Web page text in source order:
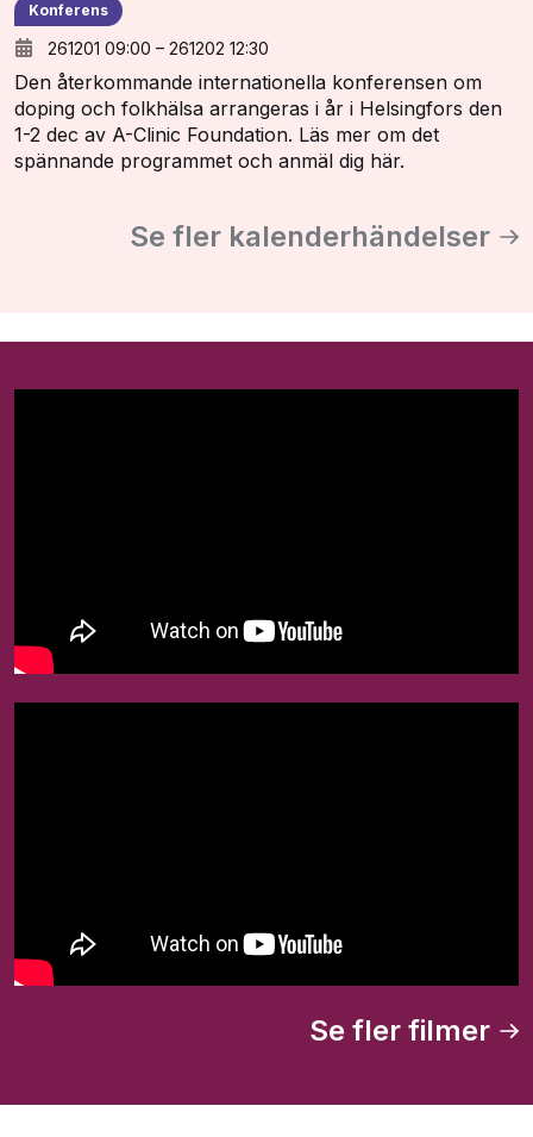
Konferens
261201 09:00 – 261202 12:30
Den återkommande internationella konferensen om
doping och folkhälsa arrangeras i år i Helsingfors den
1-2 dec av A-Clinic Foundation. Läs mer om det
spännande programmet och anmäl dig här.
Se fler kalenderhändelser
Se fler filmer